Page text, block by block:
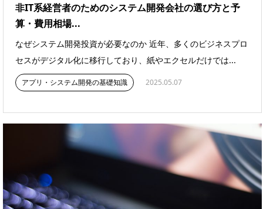
非IT系経営者のためのシステム開発会社の選び方と予
算・費用相場...
なぜシステム開発投資が必要なのか 近年、多くのビジネスプロ
セスがデジタル化に移行しており、紙やエクセルだけでは...
アプリ・システム開発の基礎知識 2025.05.07